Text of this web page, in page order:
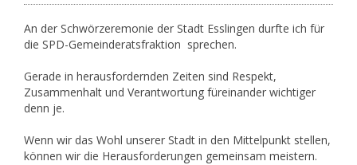
An der Schwörzeremonie der Stadt Esslingen durfte ich für
die SPD-Gemeinderatsfraktion sprechen.
Gerade in herausfordernden Zeiten sind Respekt,
Zusammenhalt und Verantwortung füreinander wichtiger
denn je.
Wenn wir das Wohl unserer Stadt in den Mittelpunkt stellen,
können wir die Herausforderungen gemeinsam meistern.